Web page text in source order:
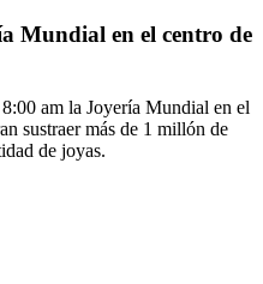
Mundial en el centro de
am la Joyería Mundial en el
sustraer más de 1 millón de
de joyas.